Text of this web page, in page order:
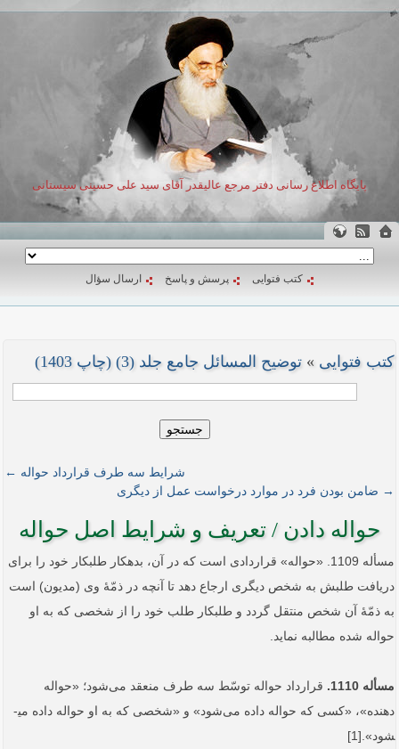
پایگاه اطلاع رسانی دفتر مرجع عالیقدر آقای سید علی حسینی سیستانی
کتب فتوایی پرسش و پاسخ ارسال سؤال
کتب فتوایی » توضیح المسائل جامع جلد (3) (چاپ 1403)
جستجو
شرایط سه طرف قرارداد حواله ←
→ ضامن بودن فرد در موارد درخواست عمل از دیگری
حواله دادن / تعریف و شرایط اصل حواله
مسأله 1109. «حواله» قراردادی است که در آن، بدهکار طلبکار خود را برای
دریافت طلبش به شخص دیگری ارجاع دهد تا آنچه در ذمّۀ وی (مدیون) است
به ذمّۀ آن شخص منتقل گردد و طلبکار طلب خود را از شخصی که به او
حواله شده مطالبه نماید.
مسأله 1110.
قرارداد حواله توسّط سه طرف منعقد می‌شود؛ «حواله
دهنده»، «کسی که حواله داده می‌شود» و «شخصی که به او حواله داده می­
شود».[1]